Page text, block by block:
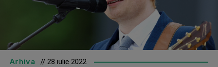
Arhiva // 28 iulie 2022